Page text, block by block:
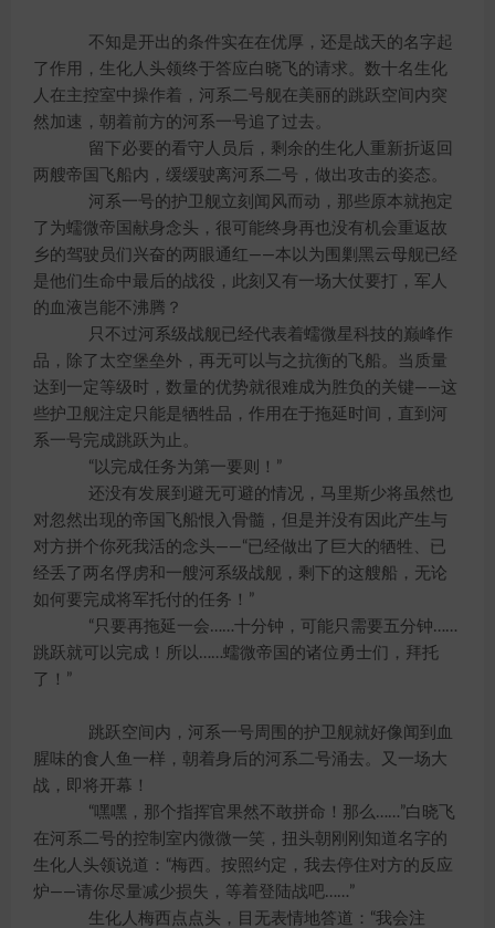
不知是开出的条件实在在优厚，还是战天的名字起
了作用，生化人头领终于答应白晓飞的请求。数十名生化
人在主控室中操作着，河系二号舰在美丽的跳跃空间内突
然加速，朝着前方的河系一号追了过去。
留下必要的看守人员后，剩余的生化人重新折返回
两艘帝国飞船内，缓缓驶离河系二号，做出攻击的姿态。
河系一号的护卫舰立刻闻风而动，那些原本就抱定
了为蠕微帝国献身念头，很可能终身再也没有机会重返故
乡的驾驶员们兴奋的两眼通红——本以为围剿黑云母舰已经
是他们生命中最后的战役，此刻又有一场大仗要打，军人
的血液岂能不沸腾？
只不过河系级战舰已经代表着蠕微星科技的巅峰作
品，除了太空堡垒外，再无可以与之抗衡的飞船。当质量
达到一定等级时，数量的优势就很难成为胜负的关键——这
些护卫舰注定只能是牺牲品，作用在于拖延时间，直到河
系一号完成跳跃为止。
“以完成任务为第一要则！”
还没有发展到避无可避的情况，马里斯少将虽然也
对忽然出现的帝国飞船恨入骨髓，但是并没有因此产生与
对方拼个你死我活的念头——“已经做出了巨大的牺牲、已
经丢了两名俘虏和一艘河系级战舰，剩下的这艘船，无论
如何要完成将军托付的任务！”
“只要再拖延一会……十分钟，可能只需要五分钟……
跳跃就可以完成！所以……蠕微帝国的诸位勇士们，拜托
了！”
跳跃空间内，河系一号周围的护卫舰就好像闻到血
腥味的食人鱼一样，朝着身后的河系二号涌去。又一场大
战，即将开幕！
“嘿嘿，那个指挥官果然不敢拼命！那么……”白晓飞
在河系二号的控制室内微微一笑，扭头朝刚刚知道名字的
生化人头领说道：“梅西。按照约定，我去停住对方的反应
炉——请你尽量减少损失，等着登陆战吧……”
生化人梅西点点头，目无表情地答道：“我会注